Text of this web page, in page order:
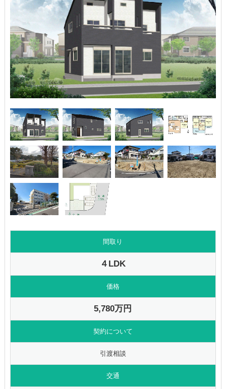
間取り
４LDK
価格
5,780万円
契約について
引渡相談
交通